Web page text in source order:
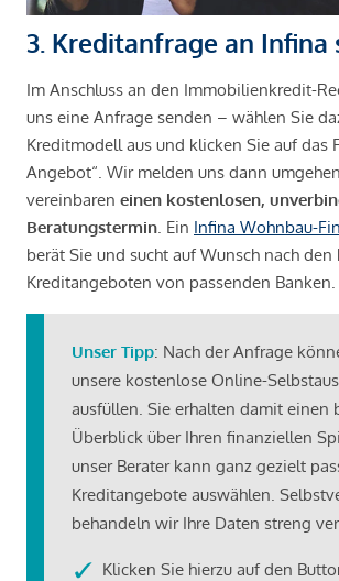
3. Kreditanfrage an Infina
Im Anschluss an den Immobilienkredit-
uns eine Anfrage senden – wählen Sie
Kreditmodell aus und klicken Sie auf das
Angebot“. Wir melden uns dann
vereinbaren einen kostenlosen,
Beratungstermin . Ein Infina Wohnbau-
berät Sie und sucht auf Wunsch nach den
Kreditangeboten von passenden Banken.
Unser Tipp: Nach der Anfrage
unsere kostenlose Online-
ausfüllen. Sie erhalten damit einen
Überblick über Ihren finanziellen
unser Berater kann ganz gezielt
Kreditangebote auswählen.
behandeln wir Ihre Daten streng
Klicken Sie hierzu auf den